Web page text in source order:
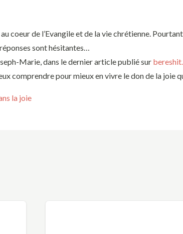
coeur de l’Evangile et de la vie chrétienne.
sont hésitantes…
Marie, dans le dernier article publié sur
comprendre pour mieux en vivre le don de la joie
la joie